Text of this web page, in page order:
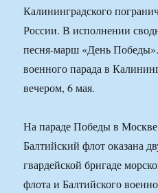
Калининградского
России. В исполнении
песня-марш «День
военного парада в
вечером, 6 мая.
На параде Победы в Москве
Балтийский флот оказана
гвардейской бригаде
флота и Балтийского